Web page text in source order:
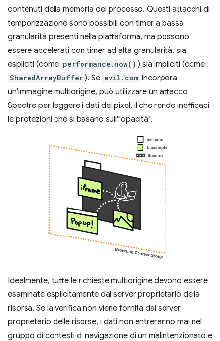
contenuti della memoria del processo. Questi attacchi di
temporizzazione sono possibili con timer a bassa
granularità presenti nella piattaforma, ma possono
essere accelerati con timer ad alta granularità, sia
espliciti (come performance.now() ) sia impliciti (come
SharedArrayBuffer ). Se evil.com incorpora
un'immagine multiorigine, può utilizzare un attacco
Spectre per leggere i dati dei pixel, il che rende inefficaci
le protezioni che si basano sull'"opacità".
Idealmente, tutte le richieste multiorigine devono essere
esaminate esplicitamente dal server proprietario della
risorsa. Se la verifica non viene fornita dal server
proprietario delle risorse, i dati non entreranno mai nel
gruppo di contesti di navigazione di un malintenzionato e